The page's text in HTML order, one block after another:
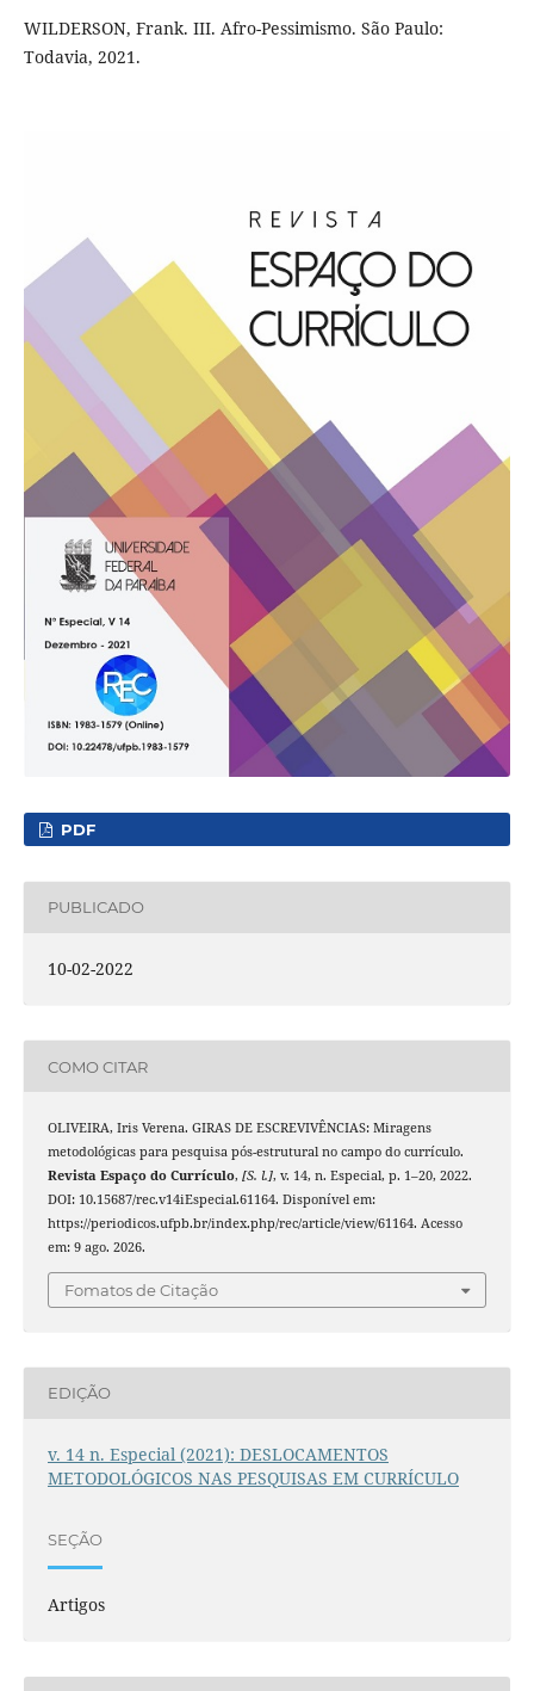
WILDERSON, Frank. III. Afro-Pessimismo. São Paulo:
Todavia, 2021.
PDF
PUBLICADO
10-02-2022
COMO CITAR
OLIVEIRA, Iris Verena. GIRAS DE ESCREVIVÊNCIAS: Miragens
metodológicas para pesquisa pós-estrutural no campo do currículo.
Revista Espaço do Currículo, [S. l.], v. 14, n. Especial, p. 1–20, 2022.
DOI: 10.15687/rec.v14iEspecial.61164. Disponível em:
https://periodicos.ufpb.br/index.php/rec/article/view/61164. Acesso
em: 9 ago. 2026.
Fomatos de Citação
EDIÇÃO
v. 14 n. Especial (2021): DESLOCAMENTOS
METODOLÓGICOS NAS PESQUISAS EM CURRÍCULO
SEÇÃO
Artigos